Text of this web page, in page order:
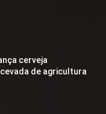
cerveja
de agricultura